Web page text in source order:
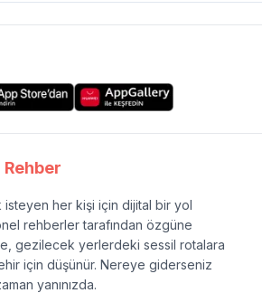
her kişi için dijital bir yol
rehberler tarafından özgüne
gezilecek yerlerdeki sessil rotalara
için düşünür. Nereye giderseniz
yanınızda.